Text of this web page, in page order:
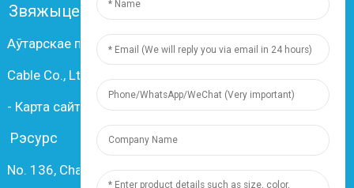
Звяжыцеся з намі
Аўтарскае права © 2024 Shanghai Dingzun Electric &
Cable Co., Ltd. Усе правы абаронены
- Карта сайта - Resource
Рэсурс
No. 136, Changxiang Rd., Nanxiang Town, 201802,